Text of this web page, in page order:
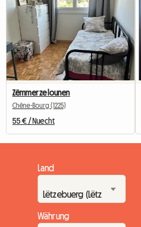
Zëmmer ze lounen
Chêne-Bourg (1225)
55 € / Nuecht
Land
Währung